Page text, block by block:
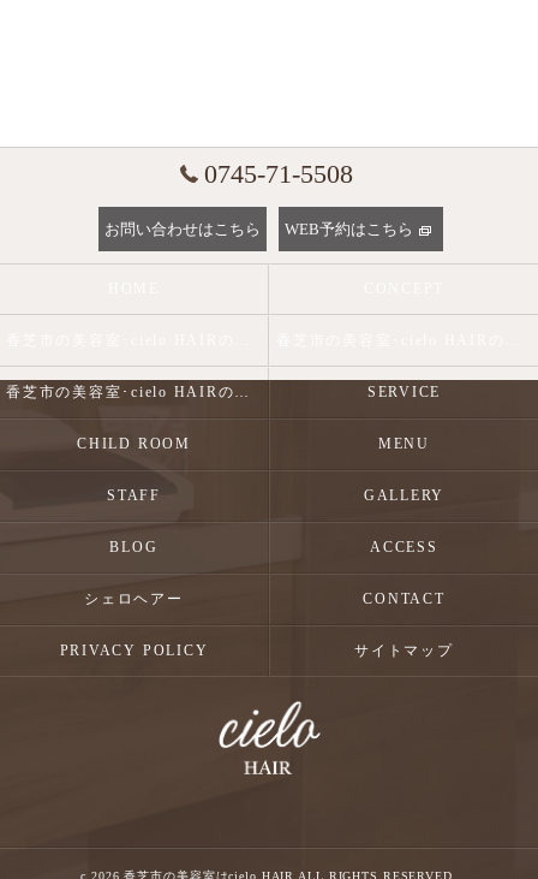
0745-71-5508
お問い合わせはこちら WEB予約はこちら
香芝市の美容室･cielo HAIRのお客様の声 SERVICE
CHILD ROOM MENU
STAFF GALLERY
BLOG ACCESS
シェロヘアー CONTACT
PRIVACY POLICY サイトマップ